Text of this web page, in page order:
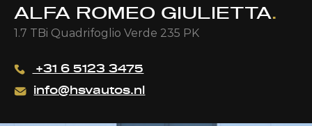
+31 6 5123 3475
info@hsvautos.nl
ALFA ROMEO GIULIETTA.
1.7 TBi Quadrifoglio Verde 235 PK